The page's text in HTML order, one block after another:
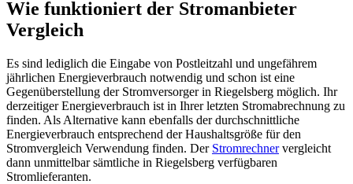
Wie funktioniert der Stromanbieter
Vergleich
Es sind lediglich die Eingabe von Postleitzahl und ungefährem
jährlichen Energieverbrauch notwendig und schon ist eine
Gegenüberstellung der Stromversorger in Riegelsberg möglich. Ihr
derzeitiger Energieverbrauch ist in Ihrer letzten Stromabrechnung zu
finden. Als Alternative kann ebenfalls der durchschnittliche
Energieverbrauch entsprechend der Haushaltsgröße für den
Stromvergleich Verwendung finden. Der Stromrechnervergleicht
dann unmittelbar sämtliche in Riegelsberg verfügbaren
Stromlieferanten.